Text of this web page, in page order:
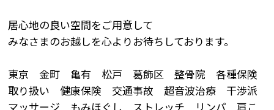
居心地の良い空間をご用意して
みなさまのお越しを心よりお待ちしております。
東京 金町 亀有 松戸 葛飾区 整骨院 各種保険
取り扱い 健康保険 交通事故 超音波治療 干渉派
マッサージ もみほぐし ストレッチ リンパ 肩こ